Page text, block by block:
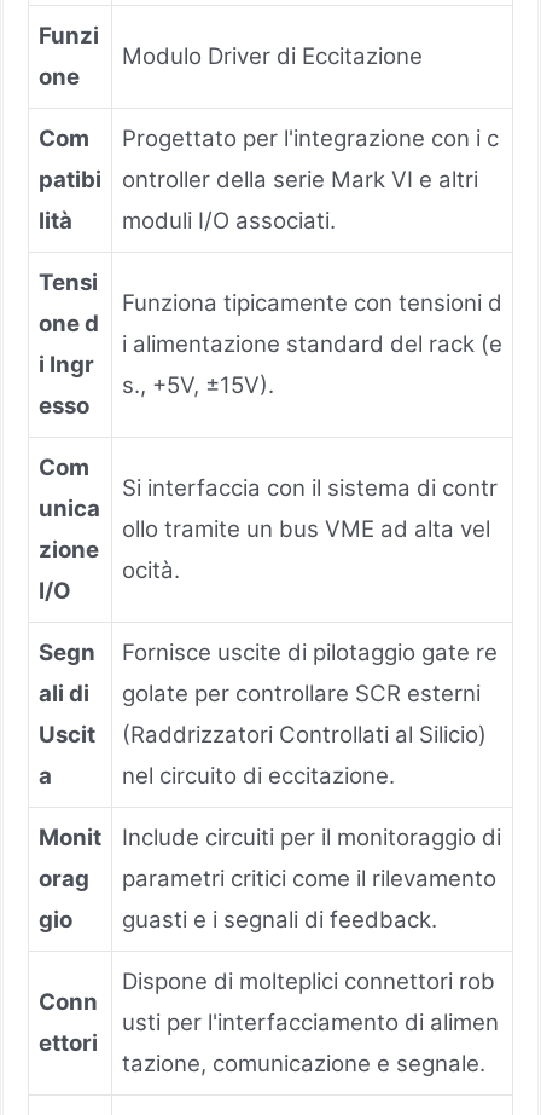
Funzi
one
Modulo Driver di Eccitazione
Com
patibi
lità
Progettato per l'integrazione con i c
ontroller della serie Mark VI e altri
moduli I/O associati.
Tensi
one d
i Ingr
esso
Funziona tipicamente con tensioni d
i alimentazione standard del rack (e
s., +5V, ±15V).
Com
unica
zione
I/O
Si interfaccia con il sistema di contr
ollo tramite un bus VME ad alta vel
ocità.
Segn
ali di
Uscit
a
Fornisce uscite di pilotaggio gate re
golate per controllare SCR esterni
(Raddrizzatori Controllati al Silicio)
nel circuito di eccitazione.
Monit
orag
gio
Include circuiti per il monitoraggio di
parametri critici come il rilevamento
guasti e i segnali di feedback.
Conn
ettori
Dispone di molteplici connettori rob
usti per l'interfacciamento di alimen
tazione, comunicazione e segnale.